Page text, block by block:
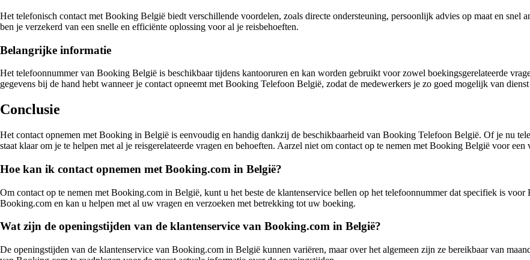
Het telefonisch contact met Booking België biedt verschillende voordelen, zoals directe ondersteuning, persoonlijk advies op maat en
ben je verzekerd van een snelle en efficiënte oplossing voor al je reisbehoeften.
Belangrijke informatie
Het telefoonnummer van Booking België is beschikbaar tijdens kantooruren en kan worden gebruikt voor zowel boekingsgerelateerde
gegevens bij de hand hebt wanneer je contact opneemt met Booking Telefoon België, zodat de medewerkers je zo goed mogelijk van
Conclusie
Het contact opnemen met Booking in België is eenvoudig en handig dankzij de beschikbaarheid van Booking Telefoon België. Of je nu
staat klaar om je te helpen met al je reisgerelateerde vragen en behoeften. Aarzel niet om contact op te nemen met Booking België voor een
Hoe kan ik contact opnemen met Booking.com in België?
Om contact op te nemen met Booking.com in België, kunt u het beste de klantenservice bellen op het telefoonnummer dat specifiek is
Booking.com en kan u helpen met al uw vragen en verzoeken met betrekking tot uw boeking.
Wat zijn de openingstijden van de klantenservice van Booking.com in België?
De openingstijden van de klantenservice van Booking.com in België kunnen variëren, maar over het algemeen zijn ze bereikbaar van